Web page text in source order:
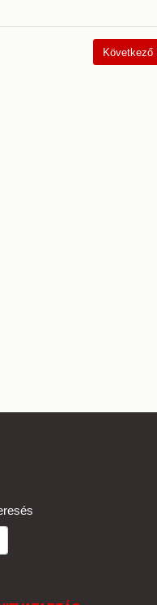
Következő
Következő